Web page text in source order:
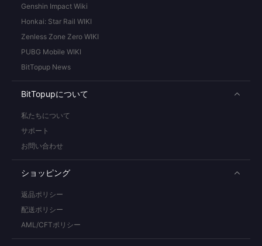
Genshin Impact Wiki
Honkai: Star Rail WIKI
Zenless Zone Zero WIKI
PUBG Mobile WIKI
BitTopup News
BitTopupについて
私たちについて
サポート
お問い合わせ
ショッピング
返品ポリシー
配送ポリシー
AML/CFTポリシー